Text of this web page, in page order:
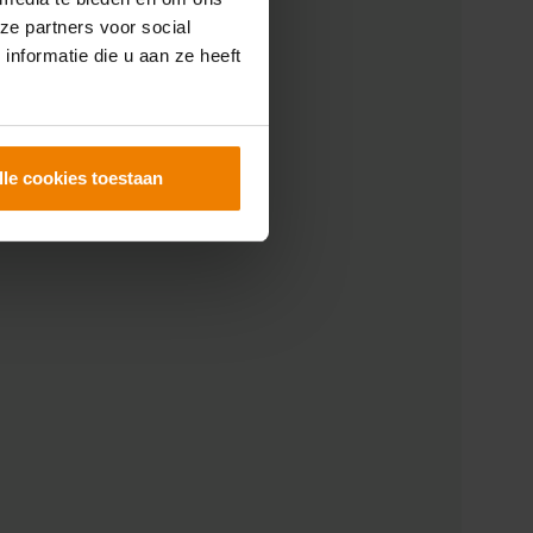
partners voor social
die u aan ze heeft
cookies toestaan